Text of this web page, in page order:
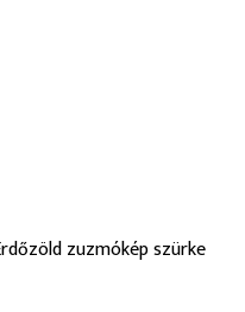
zuzmókép szürke